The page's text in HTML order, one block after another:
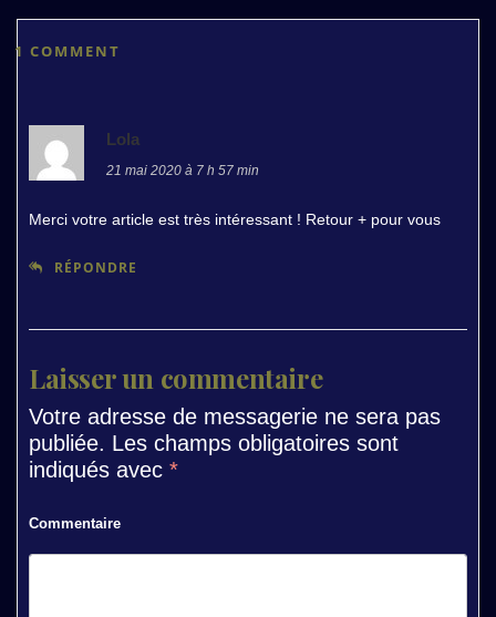
1 COMMENT
Lola
21 mai 2020 à 7 h 57 min
Merci votre article est très intéressant ! Retour + pour vous
RÉPONDRE
Laisser un commentaire
Votre adresse de messagerie ne sera pas
publiée. Les champs obligatoires sont
indiqués avec *
Commentaire